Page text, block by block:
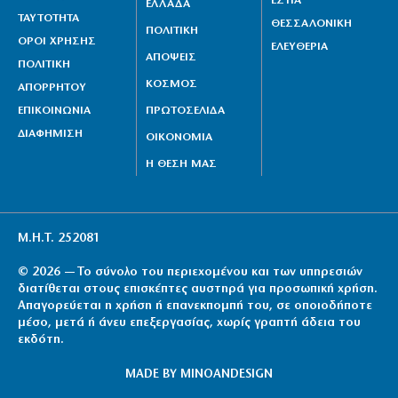
ΤΑΥΤΟΤΗΤΑ
ΟΡΟΙ ΧΡΗΣΗΣ
ΠΟΛΙΤΙΚΗ
ΑΠΟΡΡΗΤΟΥ
ΕΠΙΚΟΙΝΩΝΙΑ
ΔΙΑΦΗΜΙΣΗ
ΕΛΛΑΔΑ
ΠΟΛΙΤΙΚΗ
ΑΠΟΨΕΙΣ
ΚΟΣΜΟΣ
ΠΡΩΤΟΣΕΛΙΔΑ
ΟΙΚΟΝΟΜΙΑ
Η ΘΕΣΗ ΜΑΣ
ΘΕΣΣΑΛΟΝΙΚΗ
ΕΛΕΥΘΕΡΙΑ
Μ.Η.Τ. 252081
© 2026 — Το σύνολο του περιεχομένου και των υπηρεσιών
διατίθεται στους επισκέπτες αυστηρά για προσωπική χρήση.
Απαγορεύεται η χρήση ή επανεκπομπή του, σε οποιοδήποτε
μέσο, μετά ή άνευ επεξεργασίας, χωρίς γραπτή άδεια του
εκδότη.
MADE BY MINOANDESIGN